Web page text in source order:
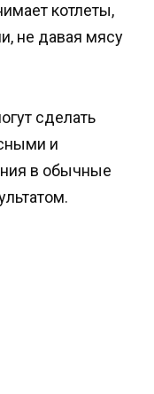
котлеты,
не давая мясу
сделать
и
в обычные